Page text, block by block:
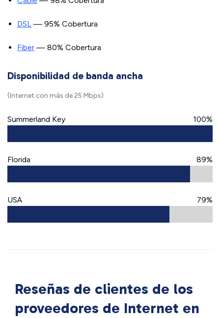
DSL — 95% Cobertura
Fiber — 80% Cobertura
Disponibilidad de banda ancha
(Internet con más de 25 Mbps)
Summerland Key 100%
Florida 89%
USA 79%
Reseñas de clientes de los
proveedores de Internet en